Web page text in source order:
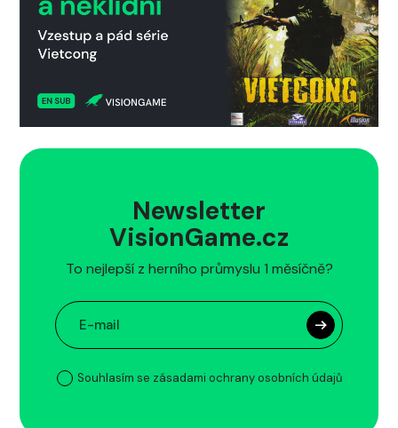
Newsletter
VisionGame.cz
To nejlepší z herního průmyslu 1 měsíčně?
Souhlasím se zásadami ochrany osobních údajů